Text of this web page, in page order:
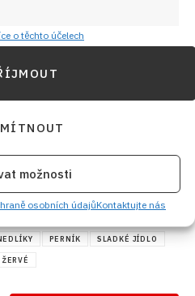
o těchto účelech
možnosti
osobních údajůKontaktujte nás
PERNÍK SLADKÉ JÍDLO
ŽERVÉ